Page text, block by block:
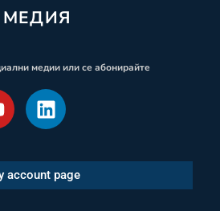
медии или се абонирайте
account page